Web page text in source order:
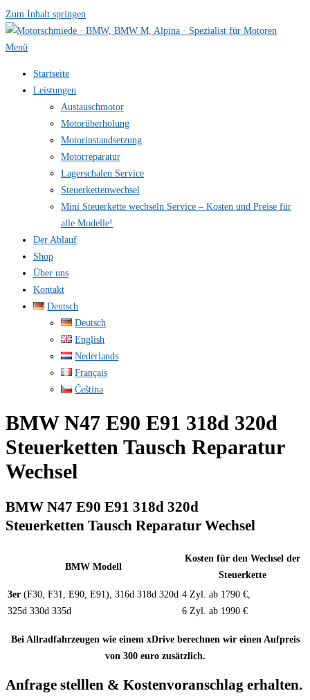
Zum Inhalt springen
Menü
Startseite
Leistungen
Austauschmotor
Motorüberholung
Motorinstandsetzung
Motorreparatur
Lagerschalen Service
Steuerkettenwechsel
Mini Steuer­kette wechseln Service – Kosten und Preise für
alle Modelle!
Der Ablauf
Shop
Über uns
Kontakt
Deutsch
Deutsch
English
Nederlands
Français
Čeština
BMW N47 E90 E91 318d 320d
Steuerketten Tausch Reparatur
Wechsel
BMW N47 E90 E91 318d 320d
Steuerketten Tausch Reparatur Wechsel
BMW Modell
Kosten für den Wechsel der
Steuerkette
3er (F30, F31, E90, E91), 316d 318d 320d
325d 330d 335d
4 Zyl. ab 1790 €,
6 Zyl. ab 1990 €
Bei Allradfahrzeugen wie einem xDrive berechnen wir einen Aufpreis
von 300 euro zusätzlich.
Anfrage stelllen & Kostenvoranschlag erhalten.